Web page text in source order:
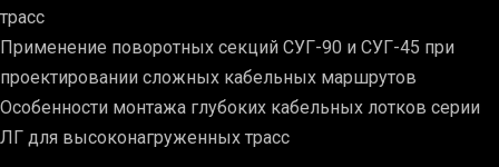
трасс
Применение поворотных секций СУГ-90 и СУГ-45 при
проектировании сложных кабельных маршрутов
Особенности монтажа глубоких кабельных лотков серии
ЛГ для высоконагруженных трасс